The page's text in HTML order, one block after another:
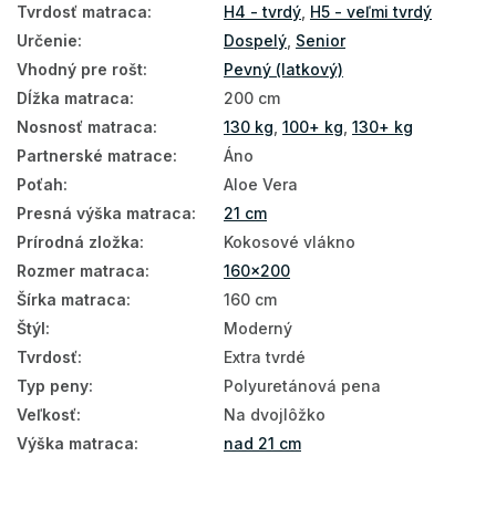
Prírodné matrace
Podlahové matrace
Matrace na zem
Najpredávanejšie matrace
Obojstranné matrace
Matrace podľa tvrdosti
Tvrdé matrace
Manželské matrace
Taštičkové matrace 160x200
Kokosové matrace 160x200
Tvrdosť matraca: H4 - tvrdý H5 - veľmi tvrdý
Určenie: Dospelý Senior
Vhodný pre rošt:
Pevný (latkový)
Dĺžka matraca:
200 cm
Nosnosť matraca: 130 kg 100+ kg 130+ kg
Partnerské matrace:
Áno
Poťah:
Aloe Vera
Presná výška matraca:
21 cm
Prírodná zložka:
Kokosové vlákno
Rozmer matraca:
160x200
Šírka matraca:
160 cm
Štýl:
Moderný
Tvrdosť:
Extra tvrdé
Typ peny:
Polyuretánová pena
Veľkosť:
Na dvojlôžko
Výška matraca: nad 21 cm